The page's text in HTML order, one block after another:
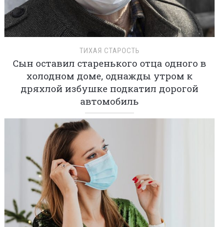
ТИХАЯ СТАРОСТЬ
Сын оставил старенького отца одного в
холодном доме, однажды утром к
дряхлой избушке подкатил дорогой
автомобиль